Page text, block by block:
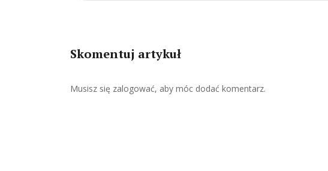
Skomentuj artykuł
Musisz się zalogować, aby móc dodać komentarz.